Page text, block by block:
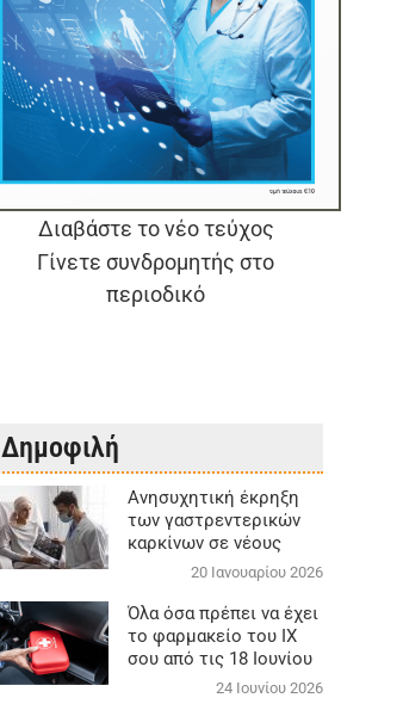
Διαβάστε το νέο τεύχος
Γίνετε συνδρομητής στο
περιοδικό
Δημοφιλή
Aνησυχητική έκρηξη
των γαστρεντερικών
καρκίνων σε νέους
20 Ιανουαρίου 2026
Όλα όσα πρέπει να έχει
το φαρμακείο του ΙΧ
σου από τις 18 Ιουνίου
24 Ιουνίου 2026